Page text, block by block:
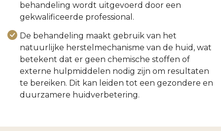
behandeling wordt uitgevoerd door een
gekwalificeerde professional.
De behandeling maakt gebruik van het
natuurlijke herstelmechanisme van de huid, wat
betekent dat er geen chemische stoffen of
externe hulpmiddelen nodig zijn om resultaten
te bereiken. Dit kan leiden tot een gezondere en
duurzamere huidverbetering.